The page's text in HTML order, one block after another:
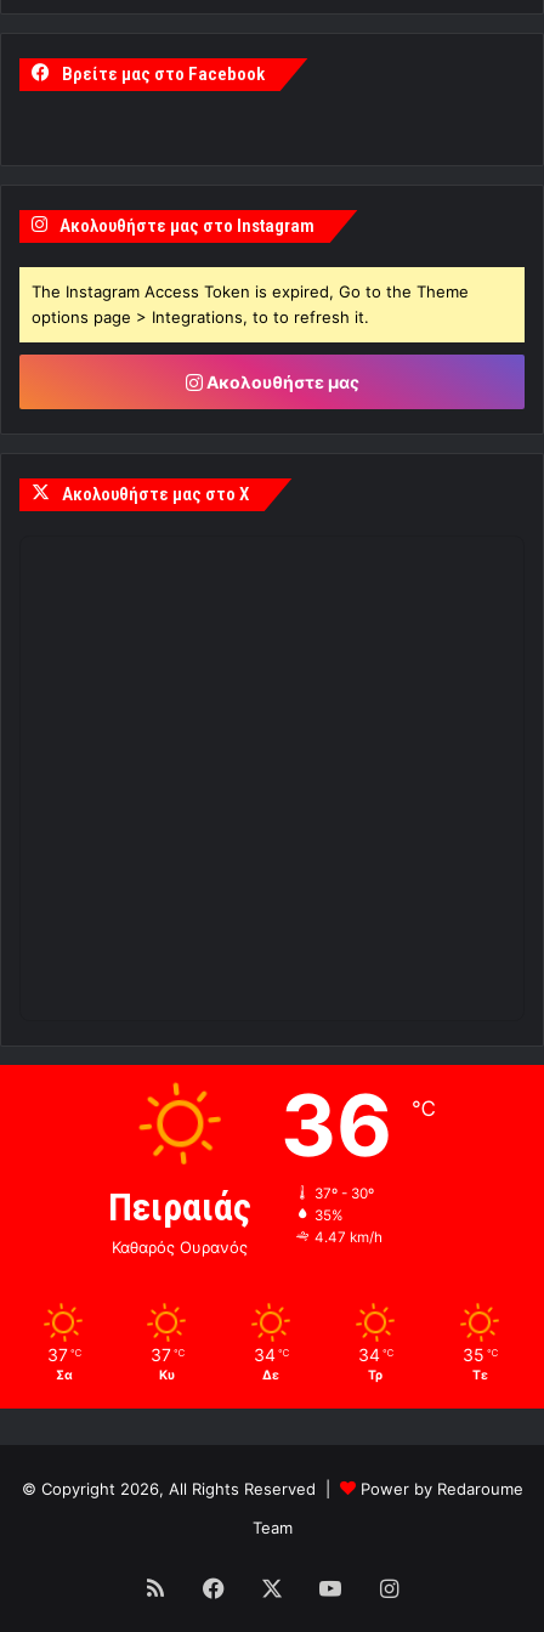
Βρείτε μας στο Facebook
Ακολουθήστε μας στο Instagram
The Instagram Access Token is expired, Go to the Theme
options page > Integrations, to to refresh it.
Ακολουθήστε μας
Ακολουθήστε μας στο X
Πειραιάς
Καθαρός Ουρανός
36 ℃
37º - 30º
35%
4.47 km/h
37 ℃
Σα
37 ℃
Κυ
34 ℃
Δε
34 ℃
Τρ
35 ℃
Τε
© Copyright 2026, All Rights Reserved |
Power by Redaroume
Team
RSS Facebook YouTubeInstagram